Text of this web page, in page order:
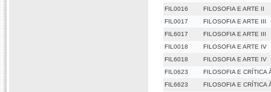
FIL0016
FILOSOFIA E ARTE II
FIL0017
FILOSOFIA E ARTE III
FIL6017
FILOSOFIA E ARTE III
FIL0018
FILOSOFIA E ARTE IV
FIL6018
FILOSOFIA E ARTE IV
FIL0623
FILOSOFIA E CRÍTICA
FIL6623
FILOSOFIA E CRÍTICA